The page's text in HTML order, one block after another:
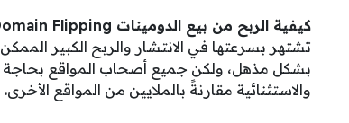
كيفية الربح من بيع الدومينات Domain Flipping،
تشتهر بسرعتها في الانتشار والربح الكبير
بشكل مذهل، ولكن جميع أصحاب المواقع بحاجة
والاستثنائية مقارنةً بالملايين من المواقع الأخرى.